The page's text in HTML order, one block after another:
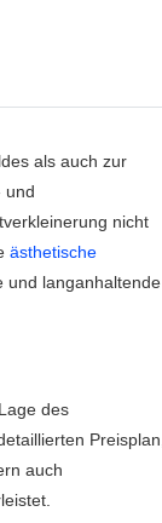
als auch zur
und
nicht
ästhetische
und langanhaltende
des
Preisplan,
auch